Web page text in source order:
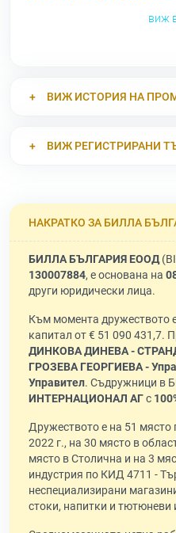
виж
ВИЖ ИСТОРИЯ НА
ВИЖ РЕГИСТРИРАНИ
НАКРАТКО ЗА БИЛЛА
БИЛЛА БЪЛГАРИЯ ЕООД
130007884, е основана на
други юридически лица.
Към момента дружеството е
капитал от € 51 090 431,7.
ДИНКОВА ДИНЕВА -
ГРОЗЕВА ГЕОРГИЕВА -
Управител. Съдружници в
ИНТЕРНАЦИОНАЛ АГс
Дружеството е на 51 място
2022 г., на 30 място в
място в Столична и на 3
индустрия по КИД 4711 -
неспециализирани
стоки, напитки и тютюневи